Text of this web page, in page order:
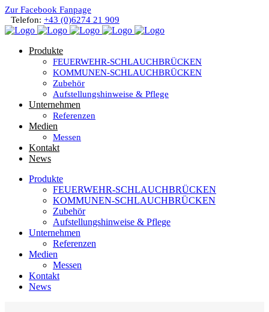
Zur Facebook Fanpage
Telefon: +43 (0)6274 21 909
Produkte
FEUERWEHR-SCHLAUCHBRÜCKEN
KOMMUNEN-SCHLAUCHBRÜCKEN
Zubehör
Aufstellungshinweise & Pflege
Unternehmen
Referenzen
Medien
Messen
Kontakt
News
Produkte
FEUERWEHR-SCHLAUCHBRÜCKEN
KOMMUNEN-SCHLAUCHBRÜCKEN
Zubehör
Aufstellungshinweise & Pflege
Unternehmen
Referenzen
Medien
Messen
Kontakt
News